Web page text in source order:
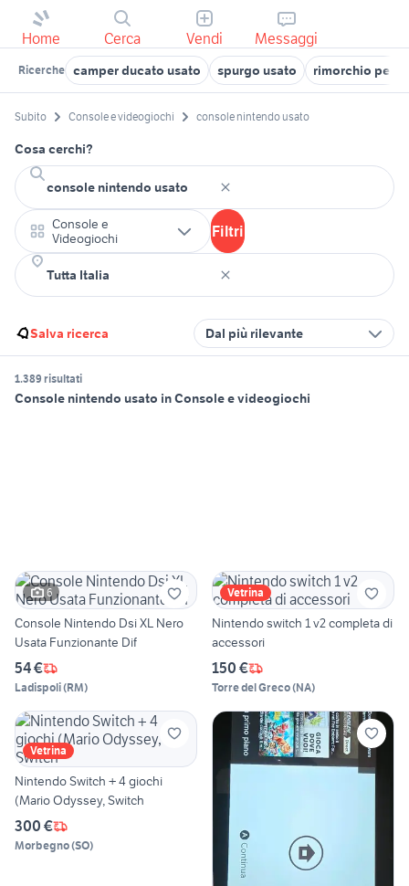
Home Cerca Vendi Messaggi
Ricerche camper ducato usato spurgo usato rimorchio per
Subito Console e videogiochi console nintendo usato
Cosa cerchi?
Console e
Videogiochi
Filtri
Salva ricerca Dal più rilevante
1.389 risultati
Console nintendo usato in Console e videogiochi
6
Console Nintendo Dsi XL Nero
Usata Funzionante Dif
54 €
Ladispoli(RM)
Vetrina
Nintendo switch 1 v2 completa di
accessori
150 €
Torre del Greco(NA)
Vetrina
Nintendo Switch + 4 giochi
(Mario Odyssey, Switch
300 €
Morbegno(SO)